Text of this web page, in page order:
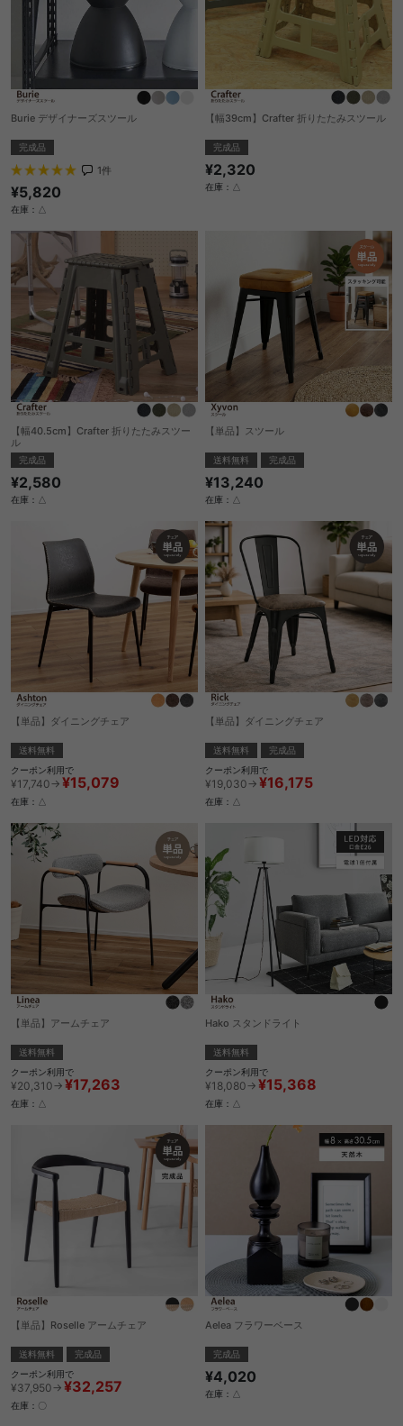
Burie デザイナーズスツール
完成品
1件
¥5,820
在庫：△
【幅39cm】Crafter 折りたたみスツール
完成品
¥2,320
在庫：△
【幅40.5cm】Crafter 折りたたみスツー
ル
完成品
¥2,580
在庫：△
【単品】スツール
送料無料 完成品
¥13,240
在庫：△
【単品】ダイニングチェア
送料無料
クーポン利用で
¥17,740→ ¥15,079
在庫：△
【単品】ダイニングチェア
送料無料
完成品
クーポン利用で
¥19,030→ ¥16,175
在庫：△
【単品】アームチェア
送料無料
クーポン利用で
¥20,310→ ¥17,263
在庫：△
Hako スタンドライト
送料無料
クーポン利用で
¥18,080→ ¥15,368
在庫：△
【単品】Roselle アームチェア
送料無料
完成品
クーポン利用で
¥37,950→ ¥32,257
在庫：〇
Aelea フラワーベース
完成品
¥4,020
在庫：△